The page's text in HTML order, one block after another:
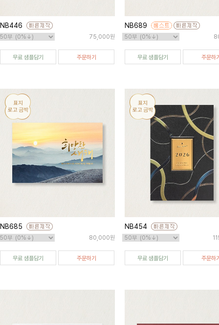
NB446
75,000원
무료 샘플담기 주문하기
NB689
무료 샘플담기 주문하
NB685
80,000원
무료 샘플담기 주문하기
NB454
무료 샘플담기 주문하